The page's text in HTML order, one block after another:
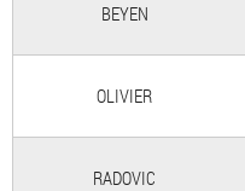
BEYEN
OLIVIER
RADOVIC